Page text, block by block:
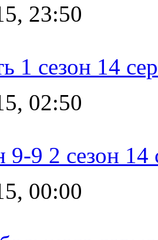
23:50
1 сезон 14
02:50
9-9 2 сезон 14
00:00